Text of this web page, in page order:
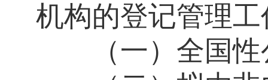
机构的登记管理工
（一）全国性